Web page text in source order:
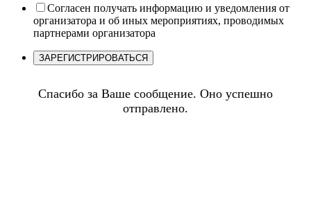
Согласен получать информацию и уведомления от
организатора и об иных мероприятиях, проводимых
партнерами организатора
Спасибо за Ваше сообщение. Оно успешно
отправлено.